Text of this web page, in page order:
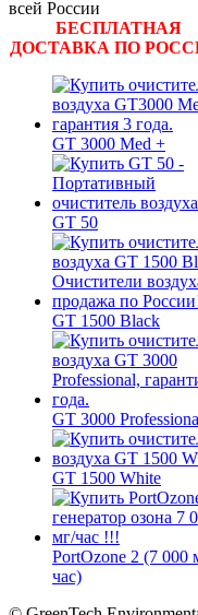
БЕСПЛАТНАЯ
ДОСТАВКА ПО
GT 3000 Med +
GT 50
GT 1500 Black
GT 3000
GT 1500 White
PortOzone 2 (7 000
час)